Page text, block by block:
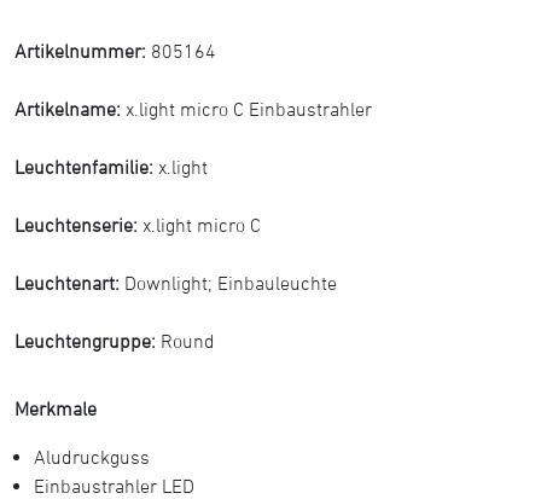
Artikelnummer: 805164
Artikelname: x.light micro C Einbaustrahler
Leuchtenfamilie: x.light
Leuchtenserie: x.light micro C
Leuchtenart: Downlight; Einbauleuchte
Leuchtengruppe: Round
Merkmale
Aludruckguss
Einbaustrahler LED